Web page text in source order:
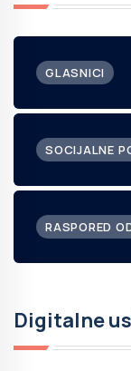
GLASNICI
SOCIJALNE
RASPORED
Digitalne